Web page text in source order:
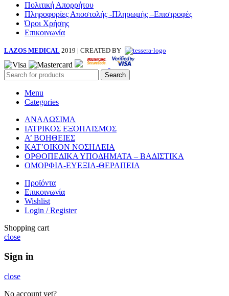
Πολιτική Απορρήτου
Πληροφορίες Αποστολής -Πληρωμής –Επιστροφές
Όροι Χρήσης
Επικοινωνία
LAZOS MEDICAL 2019 | CREATED BY
Search
Menu
Categories
ΑΝΑΛΩΣΙΜΑ
ΙΑΤΡΙΚΟΣ ΕΞΟΠΛΙΣΜΟΣ
Α’ ΒΟΗΘΕΙΕΣ
ΚΑΤ’ΟΙΚΟΝ ΝΟΣΗΛΕΙΑ
ΟΡΘΟΠΕΔΙΚΑ ΥΠΟΔΗΜΑΤΑ – ΒΑΔΙΣΤΙΚΑ
ΟΜΟΡΦΙΑ-ΕΥΕΞΙΑ-ΘΕΡΑΠΕΙΑ
Προϊόντα
Επικοινωνία
Wishlist
Login / Register
Shopping cart
close
Sign in
close
No account yet?